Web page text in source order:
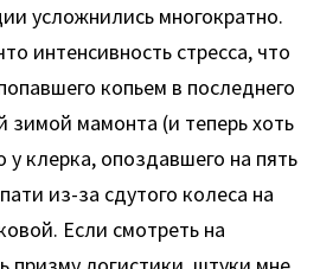
усложнились многократно.
интенсивность стресса, что
копьем в последнего
зимой мамонта (и теперь хоть
у клерка, опоздавшего на пять
из-за сдутого колеса на
Если смотреть на